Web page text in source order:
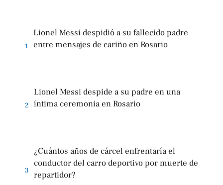
1
Lionel Messi despidió a su fallecido padre
entre mensajes de cariño en Rosario
2
Lionel Messi despide a su padre en una
íntima ceremonia en Rosario
3
¿Cuántos años de cárcel enfrentaría el
conductor del carro deportivo por muerte de
repartidor?